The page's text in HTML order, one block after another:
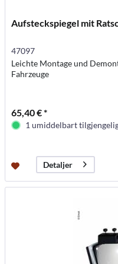
Aufsteckspiegel mit
47097
Leichte Montage und
Fahrzeuge
65,40 € *
1 umiddelbart
Detaljer